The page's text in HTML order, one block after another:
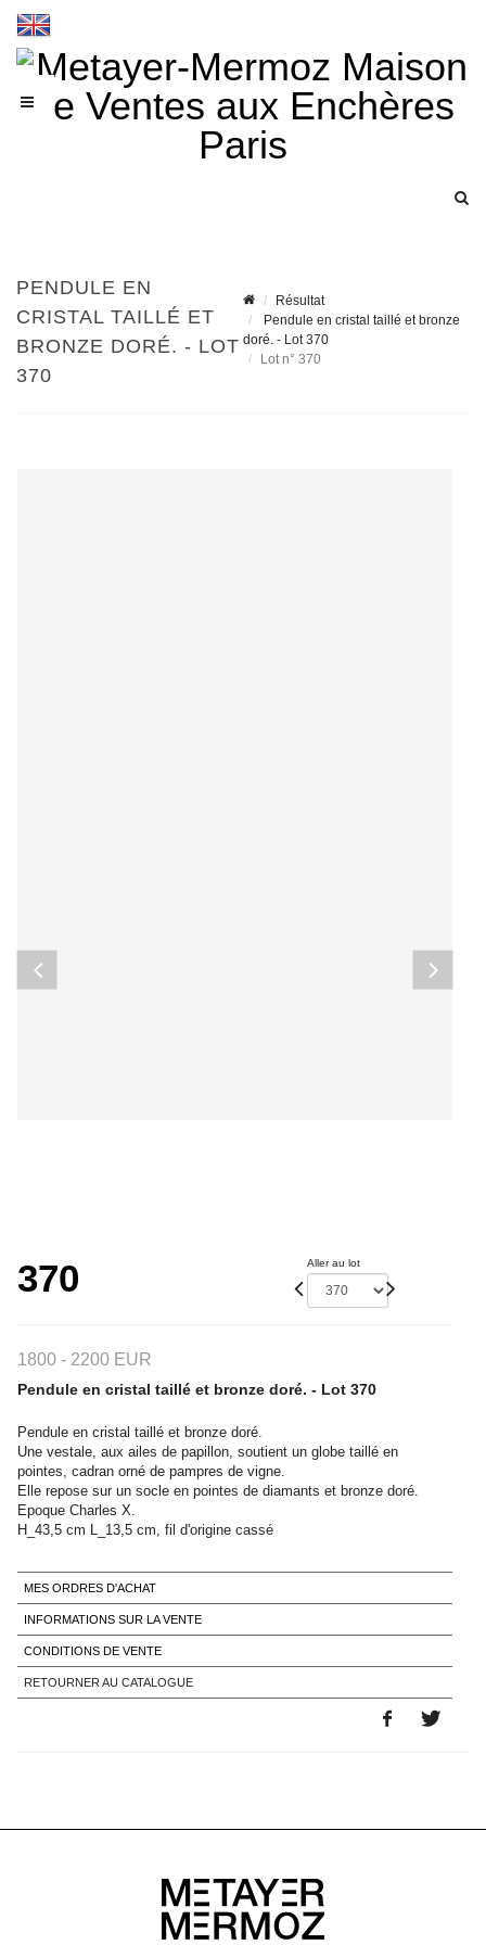
PENDULE EN
CRISTAL TAILLÉ ET
BRONZE DORÉ. - LOT
370
Résultat
Pendule en cristal taillé et bronze
doré. - Lot 370
Lot n° 370
370 Aller au lot
1800 - 2200 EUR
Pendule en cristal taillé et bronze doré. - Lot 370
Pendule en cristal taillé et bronze doré.
Une vestale, aux ailes de papillon, soutient un globe taillé en
pointes, cadran orné de pampres de vigne.
Elle repose sur un socle en pointes de diamants et bronze doré.
Epoque Charles X.
H_43,5 cm L_13,5 cm, fil d'origine cassé
MES ORDRES D'ACHAT
INFORMATIONS SUR LA VENTE
CONDITIONS DE VENTE
RETOURNER AU CATALOGUE